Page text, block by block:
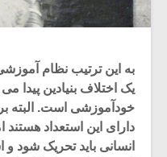
به این ترتیب نظام
یک اختلاف بنیادین پیدا
خودآموزشی است. البته
دارای این استعداد هستند
انسانی باید تحریک شود